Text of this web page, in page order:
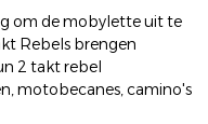
om de mobylette uit te
Rebels brengen
2 takt rebel
motobecanes, camino's